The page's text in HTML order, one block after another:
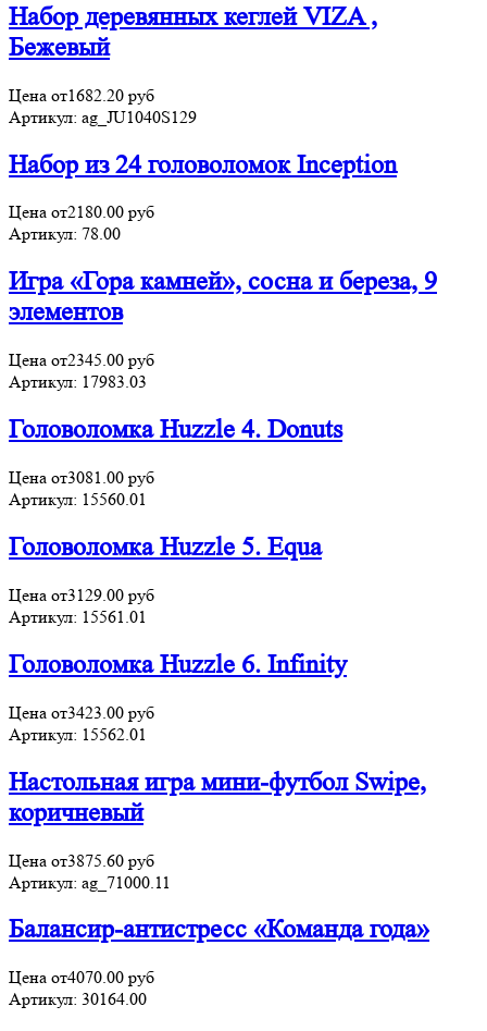
Набор деревянных кеглей VIZA ,
Бежевый
Цена от1682.20 руб
Артикул: ag_JU1040S129
Набор из 24 головоломок Inception
Цена от2180.00 руб
Артикул: 78.00
Игра «Гора камней», сосна и береза, 9
элементов
Цена от2345.00 руб
Артикул: 17983.03
Головоломка Huzzle 4. Donuts
Цена от3081.00 руб
Артикул: 15560.01
Головоломка Huzzle 5. Equa
Цена от3129.00 руб
Артикул: 15561.01
Головоломка Huzzle 6. Infinity
Цена от3423.00 руб
Артикул: 15562.01
Настольная игра мини-футбол Swipe,
коричневый
Цена от3875.60 руб
Артикул: ag_71000.11
Балансир-антистресс «Команда года»
Цена от4070.00 руб
Артикул: 30164.00